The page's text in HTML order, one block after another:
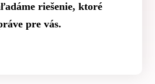
riešenie, ktoré
pre vás.